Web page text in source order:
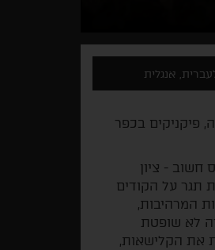
אנגלית
פיקניקים בכפר
חשוב - ציון
תגר על הקודים
המרהיבות,
לא שופטת
את הקלישאות,